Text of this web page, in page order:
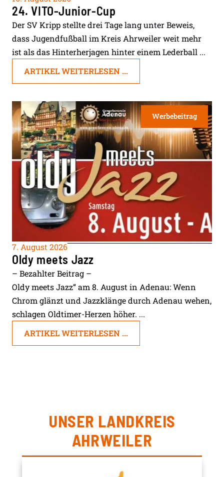
24. VITO-Junior-Cup
Der SV Kripp stellte drei Tage lang unter Beweis,
dass Jugendfußball im Kreis Ahrweiler weit mehr
ist als das Hinterherjagen hinter einem Lederball ...
ARTIKEL WEITERLESEN ...
Werbebeitrag
7. August 2026
Oldy meets Jazz
– Bezahlter Beitrag –
Oldy meets Jazz“ am 8. August in Adenau: Wenn
Chrom glänzt und Jazzklänge durch Adenau wehen,
schlagen Oldtimer-Herzen höher. ...
ARTIKEL WEITERLESEN ...
UNSER LANDKREIS
AHRWEILER